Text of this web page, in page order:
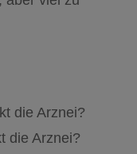
die Arznei?
die Arznei?